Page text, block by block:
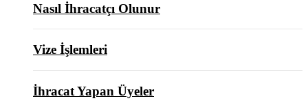
Nasıl İhracatçı Olunur
Vize İşlemleri
İhracat Yapan Üyeler